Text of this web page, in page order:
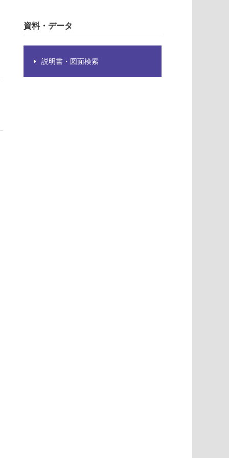
資料・データ
説明書・図面検索